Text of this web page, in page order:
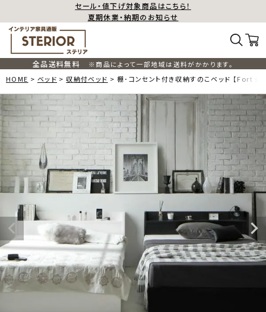
セール・値下げ対象商品はこちら！
夏期休業・納期のお知らせ
全品送料無料
※商品によって一部地域は送料がかかります。
HOME
ベッド 収納付ベッド 棚･コンセント付き収納すのこベッド 【Fort